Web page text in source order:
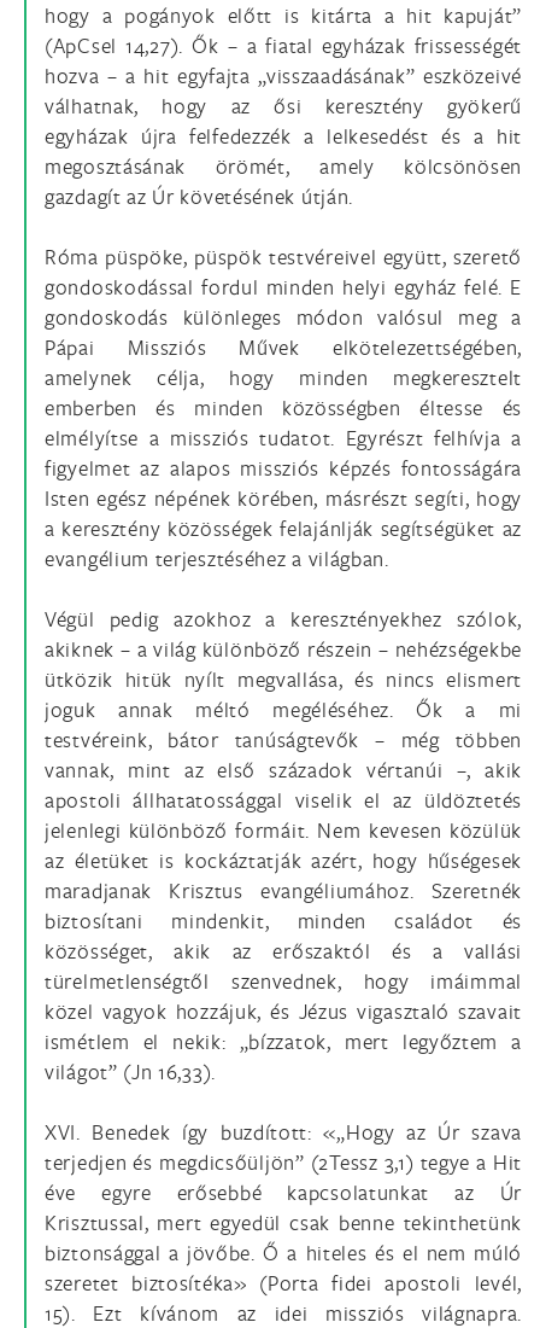
hogy a pogányok előtt is kitárta a hit kapuját”
(ApCsel 14,27). Ők – a fiatal egyházak frissességét
hozva – a hit egyfajta „visszaadásának” eszközeivé
válhatnak, hogy az ősi keresztény gyökerű
egyházak újra felfedezzék a lelkesedést és a hit
megosztásának örömét, amely kölcsönösen
gazdagít az Úr követésének útján.
Róma püspöke, püspök testvéreivel együtt, szerető
gondoskodással fordul minden helyi egyház felé. E
gondoskodás különleges módon valósul meg a
Pápai Missziós Művek elkötelezettségében,
amelynek célja, hogy minden megkeresztelt
emberben és minden közösségben éltesse és
elmélyítse a missziós tudatot. Egyrészt felhívja a
figyelmet az alapos missziós képzés fontosságára
Isten egész népének körében, másrészt segíti, hogy
a keresztény közösségek felajánlják segítségüket az
evangélium terjesztéséhez a világban.
Végül pedig azokhoz a keresztényekhez szólok,
akiknek – a világ különböző részein – nehézségekbe
ütközik hitük nyílt megvallása, és nincs elismert
joguk annak méltó megéléséhez. Ők a mi
testvéreink, bátor tanúságtevők – még többen
vannak, mint az első századok vértanúi –, akik
apostoli állhatatossággal viselik el az üldöztetés
jelenlegi különböző formáit. Nem kevesen közülük
az életüket is kockáztatják azért, hogy hűségesek
maradjanak Krisztus evangéliumához. Szeretnék
biztosítani mindenkit, minden családot és
közösséget, akik az erőszaktól és a vallási
türelmetlenségtől szenvednek, hogy imáimmal
közel vagyok hozzájuk, és Jézus vigasztaló szavait
ismétlem el nekik: „bízzatok, mert legyőztem a
világot” (Jn 16,33).
XVI. Benedek így buzdított: «„Hogy az Úr szava
terjedjen és megdicsőüljön” (2Tessz 3,1) tegye a Hit
éve egyre erősebbé kapcsolatunkat az Úr
Krisztussal, mert egyedül csak benne tekinthetünk
biztonsággal a jövőbe. Ő a hiteles és el nem múló
szeretet biztosítéka» (Porta fidei apostoli levél,
15). Ezt kívánom az idei missziós világnapra.